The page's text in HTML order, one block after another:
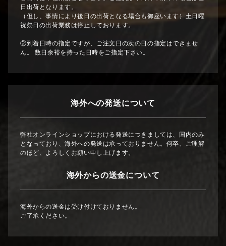
日出荷となります。
（但し、事情により後日の出荷となる場合も御座います）土日曜
祝祭日の出荷業務は停止しております。
②到着日時の指定ですが、ご注文日の次の日の指定はできませ
ん。 数日余裕を持った日時をご指定下さい。
海外への発送について
弊社オンラインショップにおける発送につきましては、国内のみ
となっており、海外への発送は承っておりません。何卒、ご理解
のほど、よろしくお願い申し上げます。
海外からの送金について
海外からの送金は受け付けておりません。
ご了承ください。